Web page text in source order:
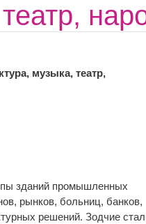
музыка, театр,
зданий промышленных
рынков, больниц, банков,
решений. Зодчие